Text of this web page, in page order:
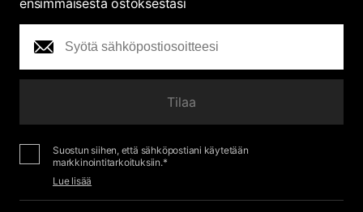
ensimmäisestä ostoksestasi
Tilaa
Suostun siihen, että sähköpostiani käytetään
markkinointitarkoituksiin.*
Lue lisää